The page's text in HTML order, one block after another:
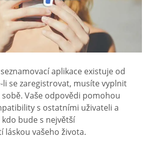
aplikace existuje od
li se zaregistrovat, musíte vyplnit
Vaše odpovědi pomohou
s ostatními uživateli a
bude s největší
láskou vašeho života.